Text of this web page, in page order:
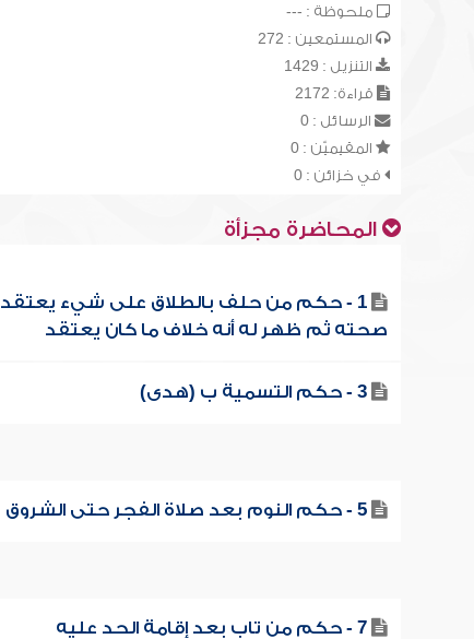
ملحوظة : ---
المستمعين : 272
التنزيل : 1429
قراءة: 2172
الرسائل : 0
المقيميّن : 0
في خزائن : 0
المحاضرة مجزأة
1 - حكم من حلف بالطلاق على شيء يعتقد
صحته ثم ظهر له أنه خلاف ما كان يعتقد
3 - حكم التسمية ب (هدى)
5 - حكم النوم بعد صلاة الفجر حتى الشروق
7 - حكم من تاب بعد إقامة الحد عليه